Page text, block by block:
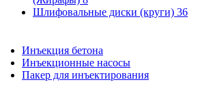
Шлифовальные диски (круги) 36
Инъекция бетона
Инъекционные насосы
Пакер для инъектирования